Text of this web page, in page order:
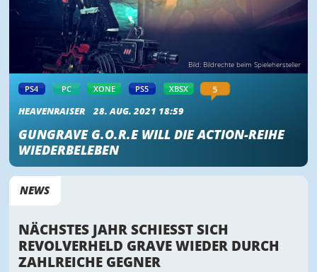
Bild: Bildrechte beim Spielehersteller
PS4 PC XONE PS5 XBSX 5
HEAVENRAISER 28. AUG. 2021 18:59
GUNGRAVE G.O.R.E WILL DIE ACTION-REIHE
WIEDERBELEBEN
NEWS
NÄCHSTES JAHR SCHIESST SICH R
EVOLVERHELD GRAVE WIEDER DURCH Z
AHLREICHE GEGNER